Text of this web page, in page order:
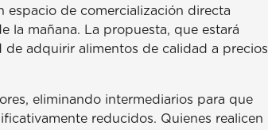
espacio de comercialización directa
la mañana. La propuesta, que estará
adquirir alimentos de calidad a precios
eliminando intermediarios para que
reducidos. Quienes realicen